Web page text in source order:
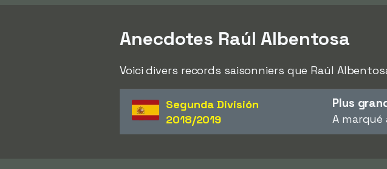
Anecdotes Raúl Albentosa
Voici divers records saisonniers que Raúl
Segunda División
2018/2019
Plus
A